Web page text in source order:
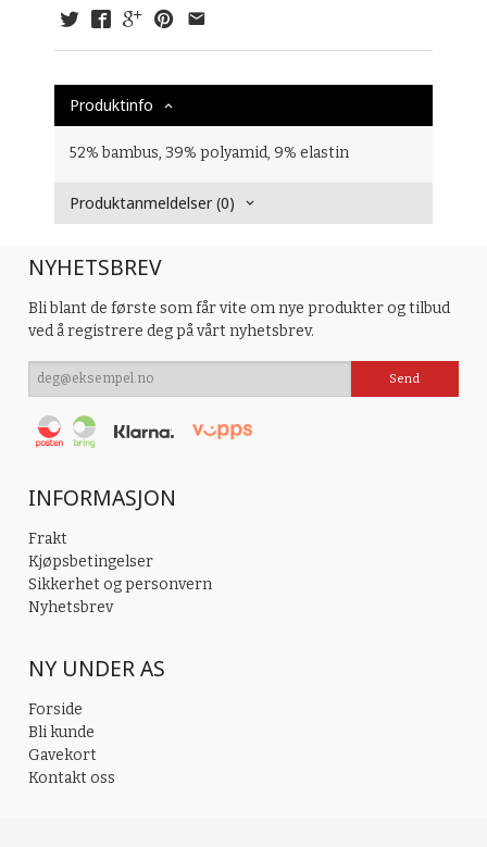
Produktinfo
52% bambus, 39% polyamid, 9% elastin
Produktanmeldelser (0)
NYHETSBREV
Bli blant de første som får vite om nye produkter og tilbud
ved å registrere deg på vårt nyhetsbrev.
INFORMASJON
Frakt
Kjøpsbetingelser
Sikkerhet og personvern
Nyhetsbrev
NY UNDER AS
Forside
Bli kunde
Gavekort
Kontakt oss